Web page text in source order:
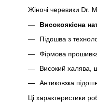
Жіночі черевики Dr.
Високоякісна
Підошва з
Фірмова прошивка
Високий халява,
Антиковзка
Ці характеристики